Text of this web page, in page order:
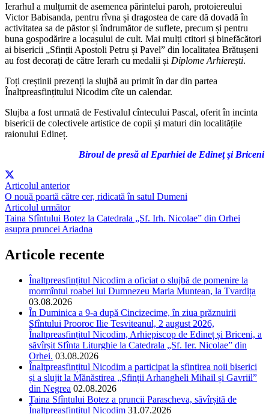
Ierarhul a mulțumit de asemenea părintelui paroh, protoiereului
Victor Babisanda, pentru rîvna și dragostea de care dă dovadă în
activitatea sa de păstor și îndrumător de suflete, precum și pentru
buna gospodărire a locașului de cult. Mai mulți ctitori și binefăcători
ai bisericii „Sfinții Apostoli Petru și Pavel” din localitatea Brătușeni
au fost decorați de către Ierarh cu medalii și Diplome Arhierești.
Toți creștinii prezenți la slujbă au primit în dar din partea
Înaltpreasfințitului Nicodim cîte un calendar.
Slujba a fost urmată de Festivalul cîntecului Pascal, oferit în incinta
bisericii de colectivele artistice de copii și maturi din localitățile
raionului Edineț.
Biroul de presă al Eparhiei de Edineţ şi Briceni
Articolul anterior
O nouă poartă către cer, ridicată în satul Dumeni
Articolul următor
Taina Sfîntului Botez la Catedrala „Sf. Irh. Nicolae” din Orhei
asupra pruncei Ariadna
Articole recente
Înaltpreasfințitul Nicodim a oficiat o slujbă de pomenire la
mormîntul roabei lui Dumnezeu Maria Muntean, la Tvardița
03.08.2026
În Duminica a 9-a după Cincizecime, în ziua prăznuirii
Sfîntului Prooroc Ilie Tesviteanul, 2 august 2026,
Înaltpreasfințitul Nicodim, Arhiepiscop de Edineț și Briceni, a
săvîrșit Sfînta Liturghie la Catedrala „Sf. Ier. Nicolae” din
Orhei. 03.08.2026
Înaltpreasfințitul Nicodim a participat la sfințirea noii biserici
și a slujit la Mănăstirea „Sfinții Arhangheli Mihail și Gavriil”
din Negrea 02.08.2026
Taina Sfîntului Botez a pruncii Parascheva, săvîrșită de
Înaltpreasfințitul Nicodim 31.07.2026